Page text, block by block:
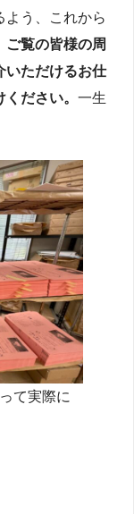
よう、これから
ご覧の皆様の周
いただけるお仕
ださい。 一生
て実際に